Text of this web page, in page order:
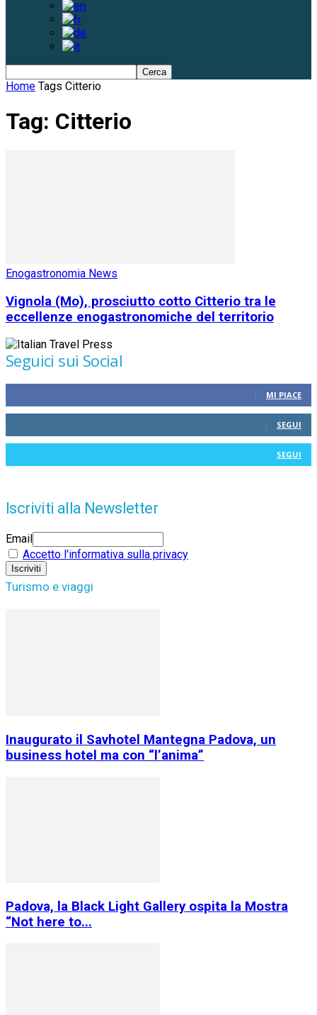
Home Tags Citterio
Tag: Citterio
Enogastronomia News
Vignola (Mo), prosciutto cotto Citterio tra le
eccellenze enogastronomiche del territorio
Seguici sui Social
MI PIACE
SEGUI
SEGUI
Iscriviti alla Newsletter
Email
Accetto l'informativa sulla privacy
Turismo e viaggi
Inaugurato il Savhotel Mantegna Padova, un
business hotel ma con “l’anima”
Padova, la Black Light Gallery ospita la Mostra
“Not here to...